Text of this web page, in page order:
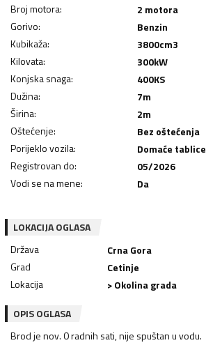
Broj motora:
2 motora
Gorivo:
Benzin
Kubikaža: 3800cm3
Kilovata: 300kW
Konjska snaga: 400KS
Dužina: 7m
Širina: 2m
Oštećenje:
Bez oštećenja
Porijeklo vozila:
Domaće tablice
Registrovan do:
05/2026
Vodi se na mene: Da
LOKACIJA OGLASA
Država
Crna Gora
Grad
Cetinje
Lokacija
> Okolina grada
OPIS OGLASA
Brod je nov. 0 radnih sati, nije spuštan u vodu.